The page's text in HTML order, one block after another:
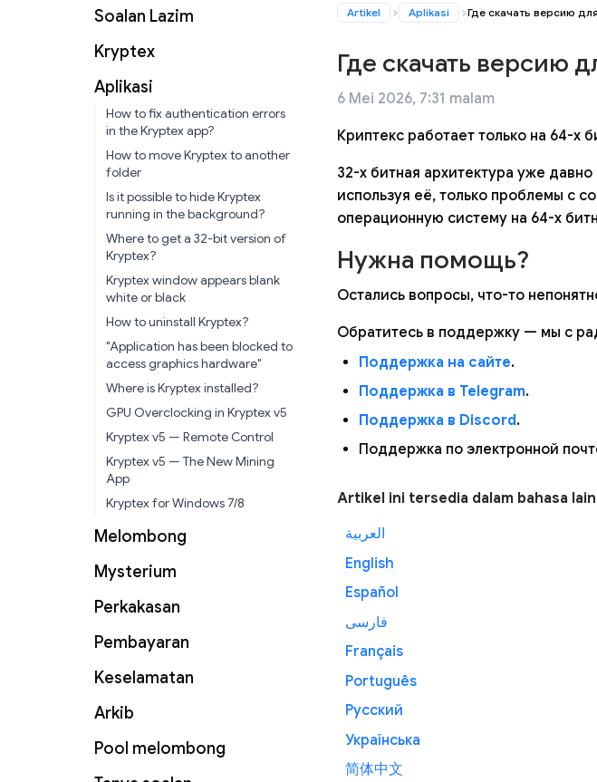
Soalan Lazim
Kryptex
Aplikasi
How to fix authentication errors
in the Kryptex app?
How to move Kryptex to another
folder
Is it possible to hide Kryptex
running in the background?
Where to get a 32-bit version of
Kryptex?
Kryptex window appears blank
white or black
How to uninstall Kryptex?
"Application has been blocked to
access graphics hardware"
Where is Kryptex installed?
GPU Overclocking in Kryptex v5
Kryptex v5 — Remote Control
Kryptex v5 — The New Mining
App
Kryptex for Windows 7/8
Melombong
Mysterium
Perkakasan
Pembayaran
Keselamatan
Arkib
Pool melombong
Artikel Aplikasi Где скачать версию
Где скачать версию
6 Mei 2026, 7:31 malam
Криптекс работает только на 64-х
32-х битная архитектура уже
используя её, только проблемы с
операционную систему на 64-х
Нужна помощь?
Остались вопросы, что-то
Обратитесь в поддержку — мы с
Поддержка на сайте.
Поддержка в Telegram.
Поддержка в Discord.
Поддержка по электронной
Artikel ini tersedia dalam bahasa
العربية
English
Español
فارسی
Français
Português
Русский
Українська
简体中文